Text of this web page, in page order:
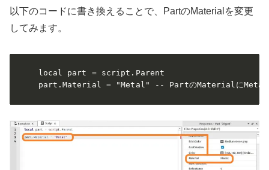
以下のコードに書き換えることで、PartのMaterialを変更
してみます。
local part = script.Parent
part.Material = "Metal" -- PartのMaterialにMetal